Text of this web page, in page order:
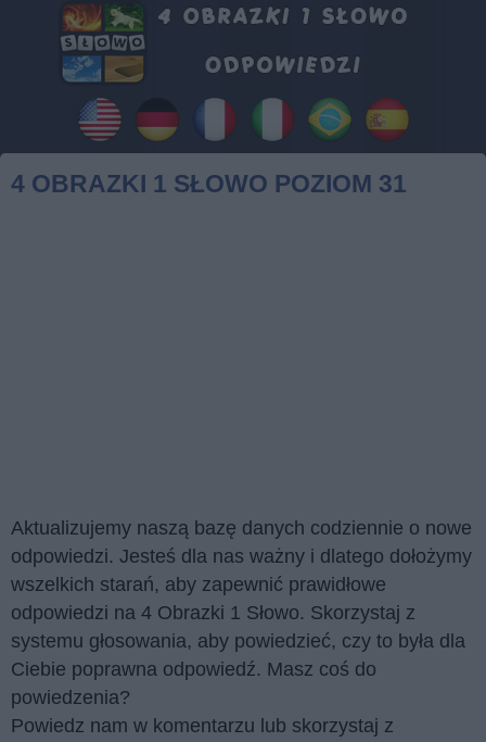
4 OBRAZKI 1 SŁOWO POZIOM 31
Aktualizujemy naszą bazę danych codziennie o nowe
odpowiedzi. Jesteś dla nas ważny i dlatego dołożymy
wszelkich starań, aby zapewnić prawidłowe
odpowiedzi na 4 Obrazki 1 Słowo. Skorzystaj z
systemu głosowania, aby powiedzieć, czy to była dla
Ciebie poprawna odpowiedź. Masz coś do
powiedzenia?
Powiedz nam w komentarzu lub skorzystaj z